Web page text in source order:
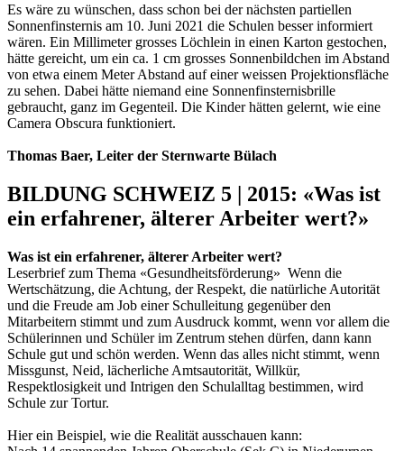
Es wäre zu wünschen, dass schon bei der nächsten partiellen
Sonnenfinsternis am 10. Juni 2021 die Schulen besser informiert
wären. Ein Millimeter grosses Löchlein in einen Karton gestochen,
hätte gereicht, um ein ca. 1 cm grosses Sonnenbildchen im Abstand
von etwa einem Meter Abstand auf einer weissen Projektionsfläche
zu sehen. Dabei hätte niemand eine Sonnenfinsternisbrille
gebraucht, ganz im Gegenteil. Die Kinder hätten gelernt, wie eine
Camera Obscura funktioniert.
Thomas Baer, Leiter der Sternwarte Bülach
BILDUNG SCHWEIZ 5 | 2015: «Was ist
ein erfahrener, älterer Arbeiter wert?»
Was ist ein erfahrener, älterer Arbeiter wert?
Leserbrief zum Thema «Gesundheitsförderung» Wenn die
Wertschätzung, die Achtung, der Respekt, die natürliche Autorität
und die Freude am Job einer Schulleitung gegenüber den
Mitarbeitern stimmt und zum Ausdruck kommt, wenn vor allem die
Schülerinnen und Schüler im Zentrum stehen dürfen, dann kann
Schule gut und schön werden. Wenn das alles nicht stimmt, wenn
Missgunst, Neid, lächerliche Amtsautorität, Willkür,
Respektlosigkeit und Intrigen den Schulalltag bestimmen, wird
Schule zur Tortur.
Hier ein Beispiel, wie die Realität ausschauen kann: